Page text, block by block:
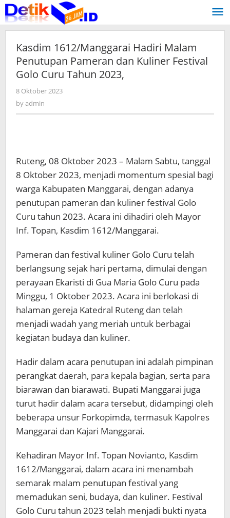
Skip
to
content
Kasdim 1612/Manggarai Hadiri Malam
Penutupan Pameran dan Kuliner Festival
Golo Curu Tahun 2023,
8 Oktober 2023
byadmin
Ruteng, 08 Oktober 2023 – Malam Sabtu, tanggal
8 Oktober 2023, menjadi momentum spesial bagi
warga Kabupaten Manggarai, dengan adanya
penutupan pameran dan kuliner festival Golo
Curu tahun 2023. Acara ini dihadiri oleh Mayor
Inf. Topan, Kasdim 1612/Manggarai.
Pameran dan festival kuliner Golo Curu telah
berlangsung sejak hari pertama, dimulai dengan
perayaan Ekaristi di Gua Maria Golo Curu pada
Minggu, 1 Oktober 2023. Acara ini berlokasi di
halaman gereja Katedral Ruteng dan telah
menjadi wadah yang meriah untuk berbagai
kegiatan budaya dan kuliner.
Hadir dalam acara penutupan ini adalah pimpinan
perangkat daerah, para kepala bagian, serta para
biarawan dan biarawati. Bupati Manggarai juga
turut hadir dalam acara tersebut, didampingi oleh
beberapa unsur Forkopimda, termasuk Kapolres
Manggarai dan Kajari Manggarai.
Kehadiran Mayor Inf. Topan Novianto, Kasdim
1612/Manggarai, dalam acara ini menambah
semarak malam penutupan festival yang
memadukan seni, budaya, dan kuliner. Festival
Golo Curu tahun 2023 telah menjadi bukti nyata